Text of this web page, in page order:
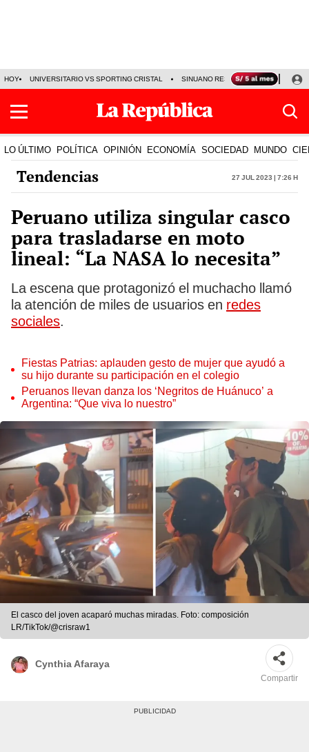
HOY UNIVERSITARIO VS SPORTING CRISTAL SINUANO RESULTADOS HOY
LO ÚLTIMO POLÍTICA OPINIÓN ECONOMÍA SOCIEDAD MUNDO
Tendencias 27 Jul 2023 | 7:26 h
Peruano utiliza singular casco
para trasladarse en moto
lineal: “La NASA lo necesita”
La escena que protagonizó el muchacho llamó
la atención de miles de usuarios en redes
sociales.
Fiestas Patrias: aplauden gesto de mujer que ayudó a
su hijo durante su participación en el colegio
Peruanos llevan danza los ‘Negritos de Huánuco’ a
Argentina: “Que viva lo nuestro”
El casco del joven acaparó muchas miradas. Foto: composición
LR/TikTok/@crisraw1
Cynthia Afaraya
Compartir